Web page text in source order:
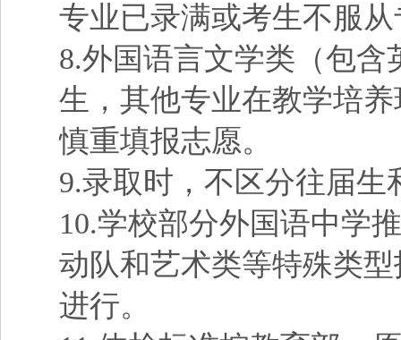
专业已录满或考生不服
8.外国语言文学类（包
生，其他专业在教学培
慎重填报志愿。
9.录取时，不区分往届
10.学校部分外国语中学
动队和艺术类等特殊类
进行。